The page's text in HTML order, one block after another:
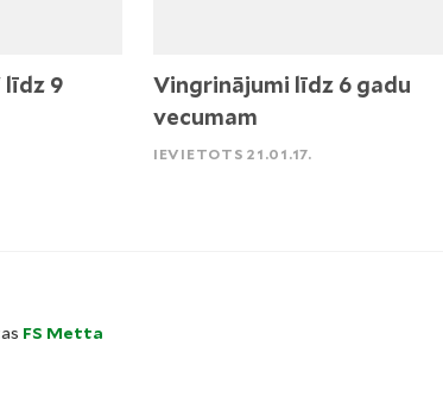
līdz 9
Vingrinājumi līdz 6 gadu
vecumam
IEVIETOTS 21.01.17.
FS Metta